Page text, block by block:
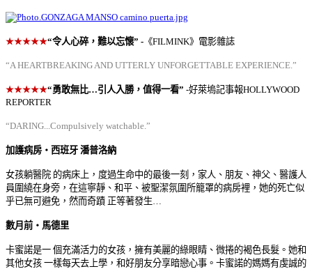
★★★★★“令人心碎，難以忘懷” - 《FILMINK》電影雜誌
“A HEARTBREAKING AND UTTERLY UNFORGETTABLE EXPERIENCE.”
★★★★★“勇敢無比…引人入勝，值得一看” -好萊塢記事報HOLLYWOOD
REPORTER
“DARING...Compulsively watchable.”
加護病房‧西班牙 潘普洛納
女孩躺醫院 的病床上，度過生命中的最後一刻，家人、朋友、神父、醫護人
員圍繞在身旁，在這寧靜、和平、被聖潔氛圍所籠罩的病房裡，她的死亡似
乎已無可避免，然而奇蹟 正等著發生
數月前‧馬德里
卡蜜諾是一 個充滿活力的女孩，擁有美麗的綠眼睛、微捲的褐色長髮。 她和
其他女孩 一樣每天去上學，和好朋友分享暗戀心事。卡蜜諾的媽媽有虔誠的